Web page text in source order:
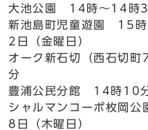
大池公園 14時～14時
新池島町児童遊園 15
2日（金曜日）
オーク新石切（西石切
分
豊浦公民分館 14時10
シャルマンコーポ枚岡
8日（木曜日）